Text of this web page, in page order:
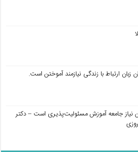
زبان ارتباط با زندگی نیازمند آموختن است.
نیاز جامعه آموزش مسئولیت‌پذیری است – دکتر